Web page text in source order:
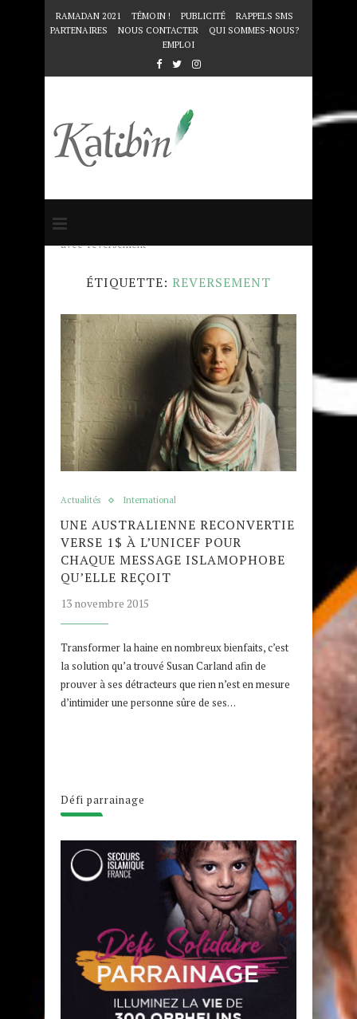
RAMADAN 2021 TÉMOIN ! PUBLICITÉ
RAPPELS SMS
PARTENAIRES
NOUS CONTACTER
QUI SOMMES-NOUS?
EMPLOI
Accueil
avec "reversement"
ÉTIQUETTE: REVERSEMENT
Actualités International
UNE AUSTRALIENNE RECONVERTIE
VERSE 1$ À L’UNICEF POUR
CHAQUE MESSAGE ISLAMOPHOBE
QU’ELLE REÇOIT
13 novembre 2015
Transformer la haine en nombreux bienfaits, c’est
la solution qu’a trouvé Susan Carland afin de
prouver à ses détracteurs que rien n’est en mesure
d’intimider une personne sûre de ses…
Défi parrainage